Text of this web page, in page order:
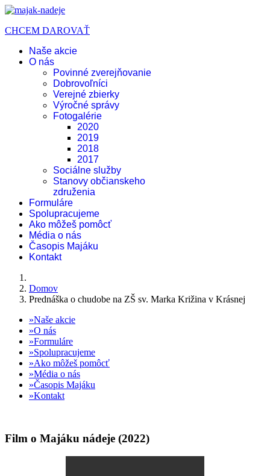
CHCEM DAROVAŤ
Naše akcie
O nás
Povinné zverejňovanie
Dobrovoľníci
Verejné zbierky
Výročné správy
Fotogalérie
2020
2019
2018
2017
Sociálne služby
Stanovy občianskeho
združenia
Formuláre
Spolupracujeme
Ako môžeš pomôcť
Média o nás
Časopis Majáku
Kontakt
Domov
Prednáška o chudobe na ZŠ sv. Marka Križina v Krásnej
Naše akcie
O nás
Formuláre
Spolupracujeme
Ako môžeš pomôcť
Média o nás
Časopis Majáku
Kontakt
Film o Majáku nádeje (2022)